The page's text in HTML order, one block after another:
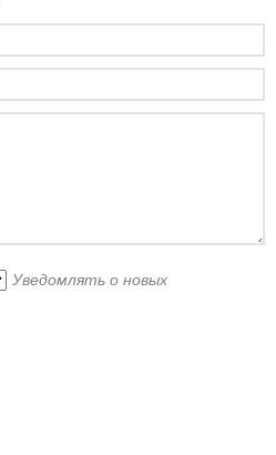
Уведомлять о новых